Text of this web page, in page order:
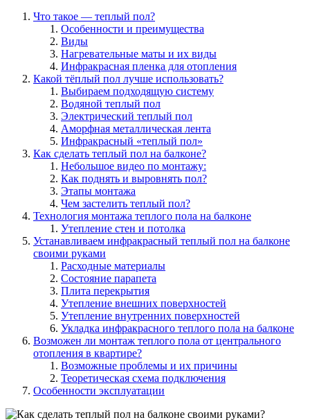
Что такое — теплый пол?
Особенности и преимущества
Виды
Нагревательные маты и их виды
Инфракрасная пленка для отопления
Какой тёплый пол лучше использовать?
Выбираем подходящую систему
Водяной теплый пол
Электрический теплый пол
Аморфная металлическая лента
Инфракрасный «теплый пол»
Как сделать теплый пол на балконе?
Небольшое видео по монтажу:
Как поднять и выровнять пол?
Этапы монтажа
Чем застелить теплый пол?
Технология монтажа теплого пола на балконе
Утепление стен и потолка
Устанавливаем инфракрасный теплый пол на балконе
своими руками
Расходные материалы
Состояние парапета
Плита перекрытия
Утепление внешних поверхностей
Утепление внутренних поверхностей
Укладка инфракрасного теплого пола на балконе
Возможен ли монтаж теплого пола от центрального
отопления в квартире?
Возможные проблемы и их причины
Теоретическая схема подключения
Особенности эксплуатации